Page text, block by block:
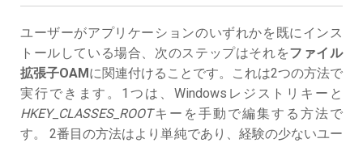
ユーザーがアプリケーションのいずれかを既にインス
トールしている場合、次のステップはそれをファイル
拡張子OAMに関連付けることです。これは2つの方法で
実行できます。1つは、Windowsレジストリキーと
HKEY_CLASSES_ROOTキーを手動で編集する方法で
す。 2番目の方法はより単純であり、経験の少ないユー